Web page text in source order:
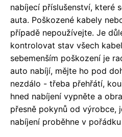
nabíjecí příslušenství, které
auta. Poškozené kabely
případě nepoužívejte. Je
kontrolovat stav všech
sebemenším poškození je
auto nabíjí, mějte ho pod
nezdálo - třeba přehřátí,
hned nabíjení vypněte a
přesně pokynů od výrobce,
nabíjení proběhne v